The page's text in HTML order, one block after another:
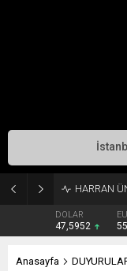
DOLAR
47,5952
Anasayfa